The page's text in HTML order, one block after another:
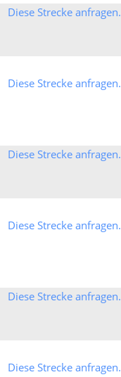
Diese Strecke anfragen.
Diese Strecke anfragen.
Diese Strecke anfragen.
Diese Strecke anfragen.
Diese Strecke anfragen.
Diese Strecke anfragen.